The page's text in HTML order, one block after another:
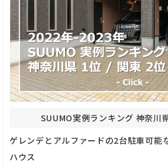
SUUMO実例ランキング 神奈川
ゲレンデとアルファードの2台駐車可能
ハウス